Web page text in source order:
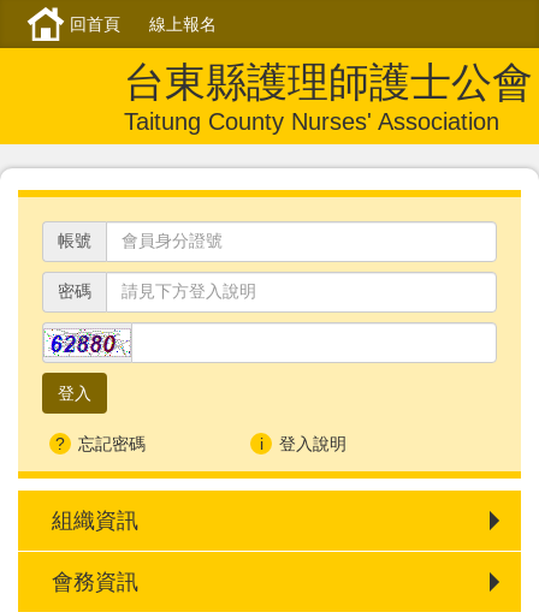
回首頁 線上報名
台東縣護理師護士公會
Taitung County Nurses' Association
帳號
密碼
忘記密碼 登入說明
組織資訊
會務資訊